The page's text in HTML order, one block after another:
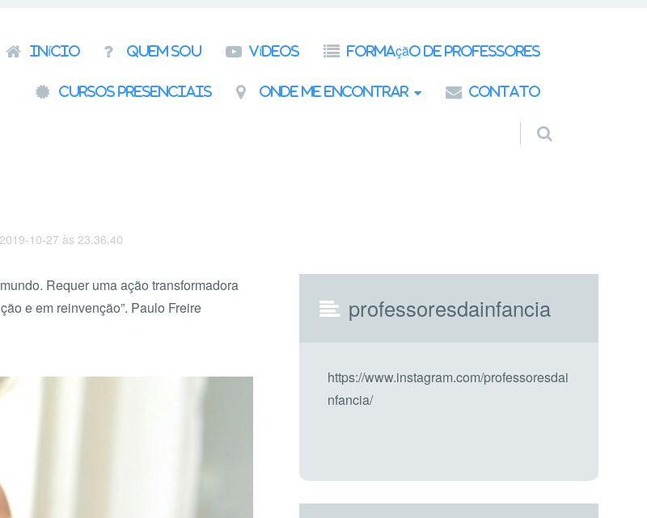
para o conteúdo
Início Quem Sou Vídeos Formação de Professores
Cursos presenciais Onde Me Encontrar Contato
10-27 às 23.36.40
Requer uma ação transformadora
e em reinvenção”. Paulo Freire
professoresdainfancia
https://www.instagram.com/professoresdai
nfancia/